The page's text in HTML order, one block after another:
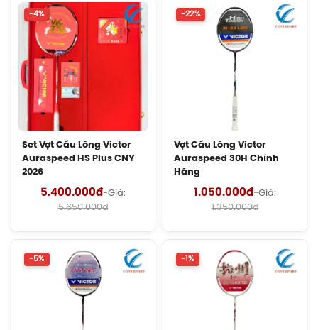
Giày Cầu Lông Yonex Eclipsion Z
(Women) Chính Hãng
2.550.000đ
Vợt Cầu Lông Lining Axforce 100 Max
Cước Cầu Lông Kizuna Z63X Chính
Hãng
180.000đ
Cước Cầu Lông Kizuna Z69 Chính
-4%
Set Vợt Cầu Lông Victor
Auraspeed HS Plus CNY
2026
5.400.000đ-Giá:
5.650.000đ
-22%
Vợt Cầu Lông Victor
Auraspeed 30H Chính
Hãng
1.050.000đ-Giá:
1.350.000đ
-5% -1%